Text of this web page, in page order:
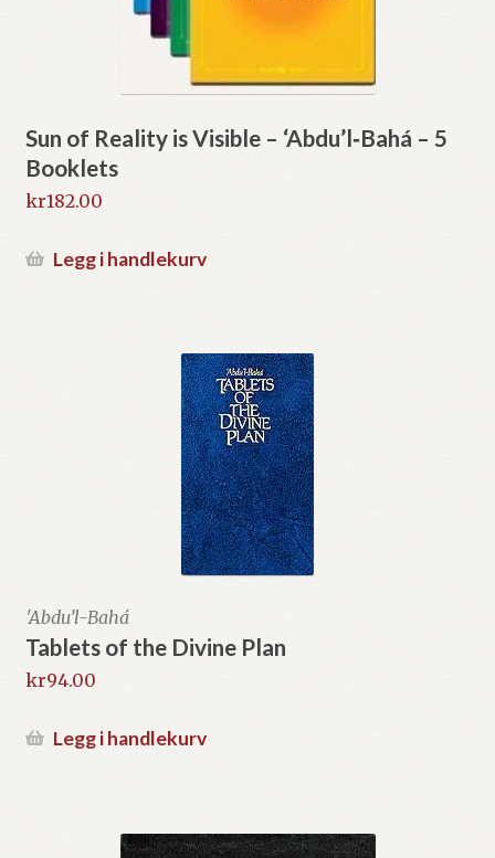
Sun of Reality is Visible – ‘Abdu’l‑Bahá – 5
Booklets
kr182.00
Legg i handlekurv
'Abdu’l-Bahá
Tablets of the Divine Plan
kr94.00
Legg i handlekurv